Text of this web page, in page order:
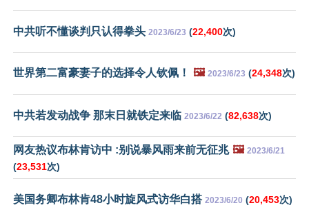
中共听不懂谈判只认得拳头 2023/6/23 (22,400次)
世界第二富豪妻子的选择令人钦佩！ 🖼️ 2023/6/23 (24,348次)
中共若发动战争 那末日就铁定来临 2023/6/22 (82,638次)
网友热议布林肯访中 :别说暴风雨来前无征兆 🖼️ 2023/6/21
(23,531次)
美国务卿布林肯48小时旋风式访华白搭 2023/6/20 (20,453次)